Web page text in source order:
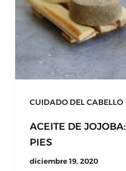
CUIDADO DEL CABELLO
ACEITE DE
PIES
diciembre 19, 2020